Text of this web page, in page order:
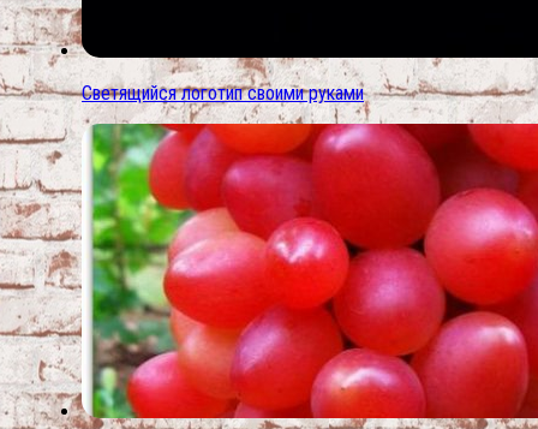
Светящийся логотип своими руками